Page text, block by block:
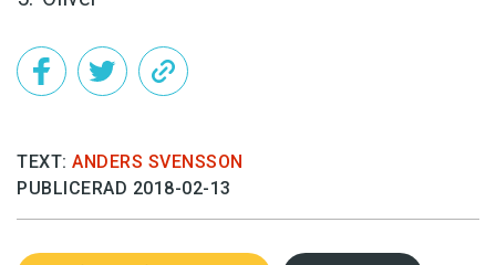
TEXT: ANDERS SVENSSON
PUBLICERAD 2018-02-13